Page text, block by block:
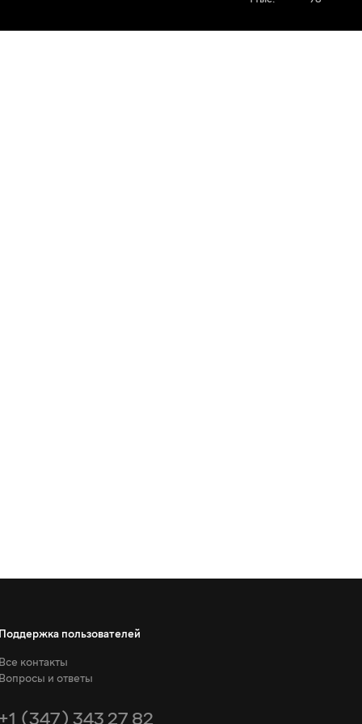
Поддержка пользователей
Все контакты
Вопросы и ответы
+1 (347) 343 27 82